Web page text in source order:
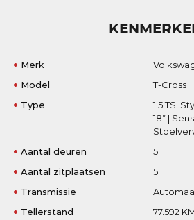
Merk
Model
T-Cross
Type
1.5 TSI
18” |
Aantal deuren
5
Aantal zitplaatsen
5
Transmissie
Tellerstand
77.592